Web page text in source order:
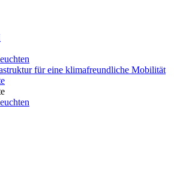
für eine klimafreundliche Mobilität